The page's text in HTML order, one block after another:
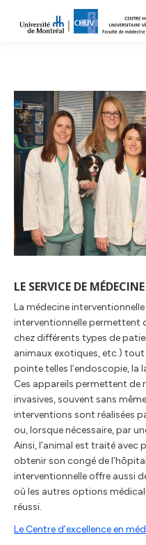
LE SERVICE DE
La médecine
interventionnelle permettent
chez différents types de
animaux exotiques, etc.)
pointe telles l’endoscopie,
Ces appareils permettent de
invasives, souvent sans
interventions sont réalisées
ou, lorsque nécessaire, par
Ainsi, l’animal est traité avec
obtenir son congé de
interventionnelle offre aussi
où les autres options
réussi.
Le Centre d’excellence en